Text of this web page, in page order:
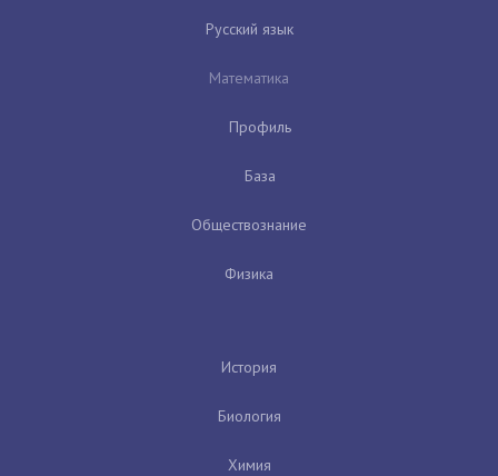
Русский язык
Математика
Профиль
База
Обществознание
Физика
История
Биология
Химия